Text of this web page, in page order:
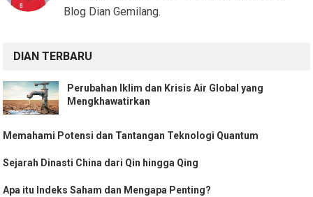
Blog Dian Gemilang.
DIAN TERBARU
Perubahan Iklim dan Krisis Air Global yang
Mengkhawatirkan
Memahami Potensi dan Tantangan Teknologi Quantum
Sejarah Dinasti China dari Qin hingga Qing
Apa itu Indeks Saham dan Mengapa Penting?